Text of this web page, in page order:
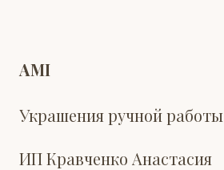
AMI
Украшения ручной работы
ИП Кравченко Анастасия